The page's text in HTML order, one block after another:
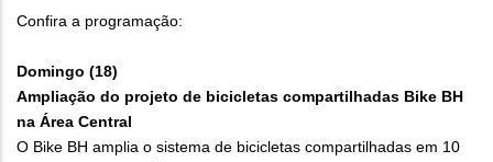
Confira a programação:
Domingo (18)
Ampliação do projeto de bicicletas compartilhadas Bike BH
na Área Central
O Bike BH amplia o sistema de bicicletas compartilhadas em 10